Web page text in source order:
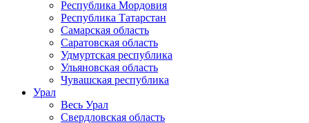
Республика Мордовия
Республика Татарстан
Самарская область
Саратовская область
Удмуртская республика
Ульяновская область
Чувашская республика
Урал
Весь Урал
Свердловская область